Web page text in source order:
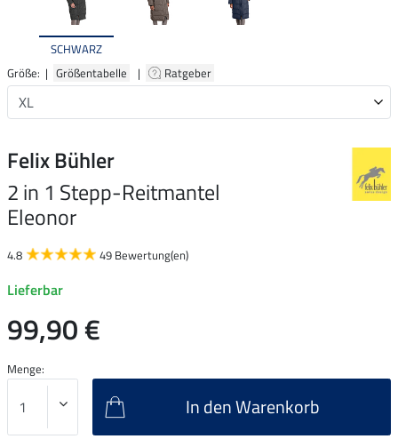
SCHWARZ
Größe: | Größentabelle | Ratgeber
Felix Bühler
2 in 1 Stepp-Reitmantel
Eleonor
4.8 49 Bewertung(en)
Lieferbar
99,90 €
Menge:
In den Warenkorb